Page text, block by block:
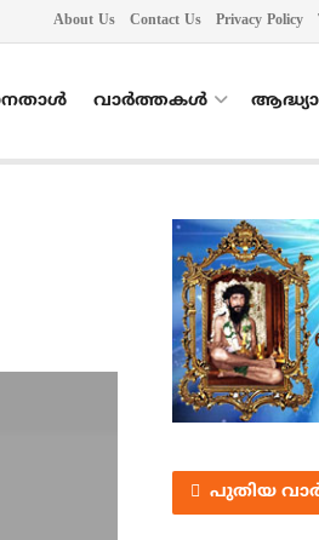
About Us Contact Us Privacy Policy
വാർത്തകൾ
പുതിയ